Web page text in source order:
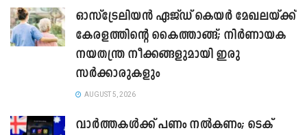
ഓസ്‌ട്രേലിയൻ ഏജ്ഡ് കെയർ മേഖലയ്ക്ക്
കേരളത്തിന്റെ കൈത്താങ്ങ്; നിർണായക
നയതന്ത്ര നീക്കങ്ങളുമായി ഇരു
സർക്കാരുകളും
AUGUST 5, 2026
വാർത്തകൾക്ക് പണം നൽകണം; ടെക്